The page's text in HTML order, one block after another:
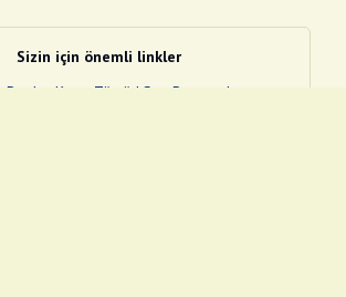
Sizin için önemli linkler
e-Devlet Kapısı Tüvtürk Son Depremler